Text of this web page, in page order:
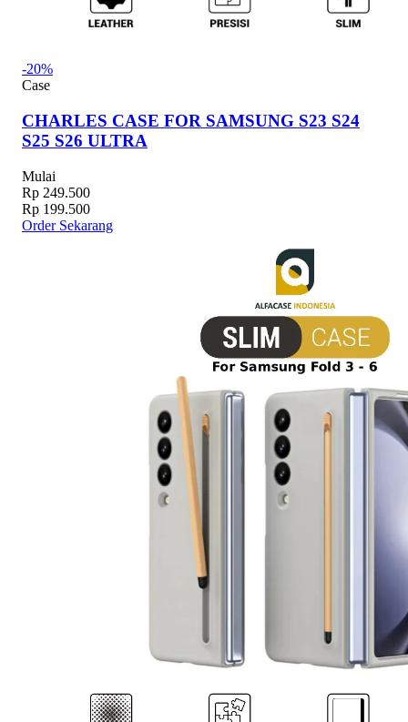
-20%
Case
CHARLES CASE FOR SAMSUNG S23 S24
S25 S26 ULTRA
Mulai
Rp 249.500
Rp 199.500
Order Sekarang